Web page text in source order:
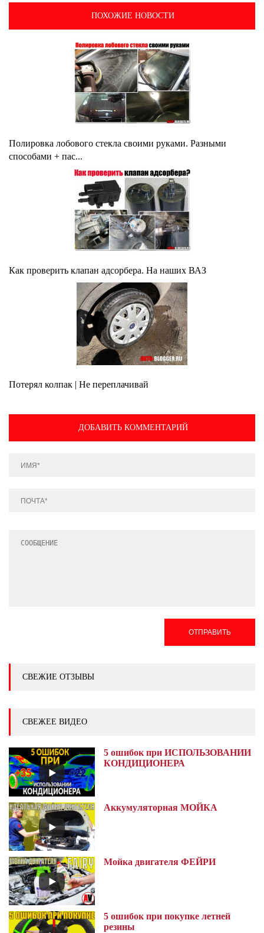
ПОХОЖИЕ НОВОСТИ
Полировка лобового стекла своими руками. Разными
способами + пас...
Как проверить клапан адсорбера. На наших ВАЗ
Потерял колпак | Не переплачивай
ДОБАВИТЬ КОММЕНТАРИЙ
ОТПРАВИТЬ
СВЕЖИЕ ОТЗЫВЫ
СВЕЖЕЕ ВИДЕО
5 ошибок при ИСПОЛЬЗОВАНИИ
КОНДИЦИОНЕРА
Аккумуляторная МОЙКА
Мойка двигателя ФЕЙРИ
5 ошибок при покупке летней
резины